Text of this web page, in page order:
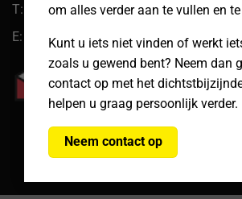
om alles verder aan te vullen en
Kunt u iets niet vinden of werkt
zoals u gewend bent? Neem dan
contact op met het
helpen u graag persoonlijk verder.
Neem contact op
T: 085 066 61 39
E: klantenservice@packcenter.nl